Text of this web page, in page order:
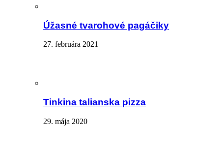
Úžasné tvarohové pagáčiky
27. februára 2021
Tinkina talianska pizza
29. mája 2020